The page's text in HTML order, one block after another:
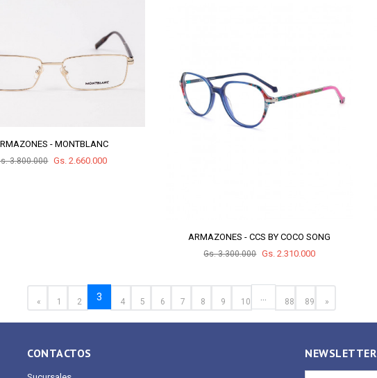
- MONTBLANC
3.800.000 Gs. 2.660.000
ARMAZONES - CCS BY COCO SONG
Gs. 3.300.000 Gs. 2.310.000
« 1 2 3 4 5 6 7 8 9 10 ... 88 89 »
CONTACTOS NEWSLETTER